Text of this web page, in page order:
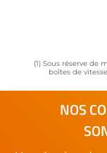
(1) Sous réserve de
boîtes de
NOS